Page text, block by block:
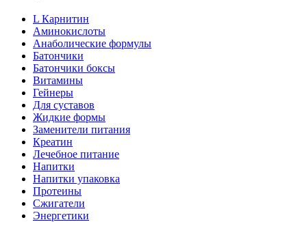
L Карнитин
Аминокислоты
Анаболические формулы
Батончики
Батончики боксы
Витамины
Гейнеры
Для суставов
Жидкие формы
Заменители питания
Креатин
Лечебное питание
Напитки
Напитки упаковка
Протеины
Сжигатели
Энергетики